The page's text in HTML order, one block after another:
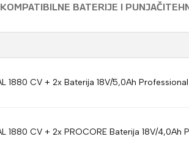
KOMPATIBILNE BATERIJE I PUNJAČI
1880 CV + 2x Baterija 18V/5,0Ah Professional
1880 CV + 2x PROCORE Baterija 18V/4,0Ah